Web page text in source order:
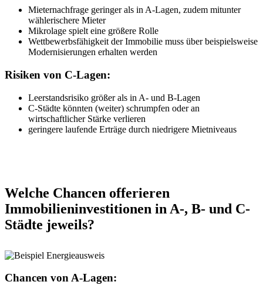
Mieternachfrage geringer als in A-Lagen, zudem mitunter
wählerischere Mieter
Mikrolage spielt eine größere Rolle
Wettbewerbsfähigkeit der Immobilie muss über beispielsweise
Modernisierungen erhalten werden
Risiken von C-Lagen:
Leerstandsrisiko größer als in A- und B-Lagen
C-Städte könnten (weiter) schrumpfen oder an
wirtschaftlicher Stärke verlieren
geringere laufende Erträge durch niedrigere Mietniveaus
Welche Chancen offerieren
Immobilieninvestitionen in A-, B- und C-
Städte jeweils?
Chancen von A-Lagen: